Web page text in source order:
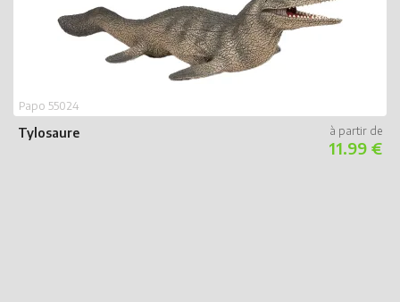
Tylosaure
Papo 55024
11.99 €